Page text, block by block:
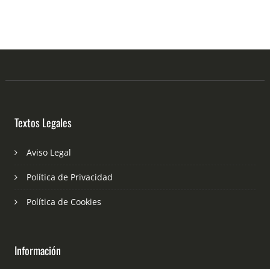
Textos Legales
Aviso Legal
Política de Privacidad
Política de Cookies
Información